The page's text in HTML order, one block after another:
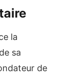
la
sa
de